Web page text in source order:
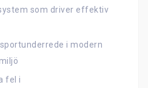
som driver effektiv
i modern
fel i